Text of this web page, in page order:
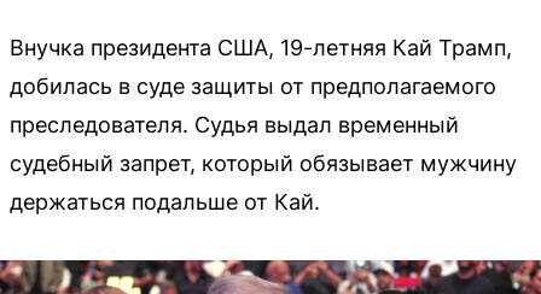
Внучка президента США, 19-летняя Кай Трамп,
добилась в суде защиты от предполагаемого
преследователя. Судья выдал временный
судебный запрет, который обязывает мужчину
держаться подальше от Кай.